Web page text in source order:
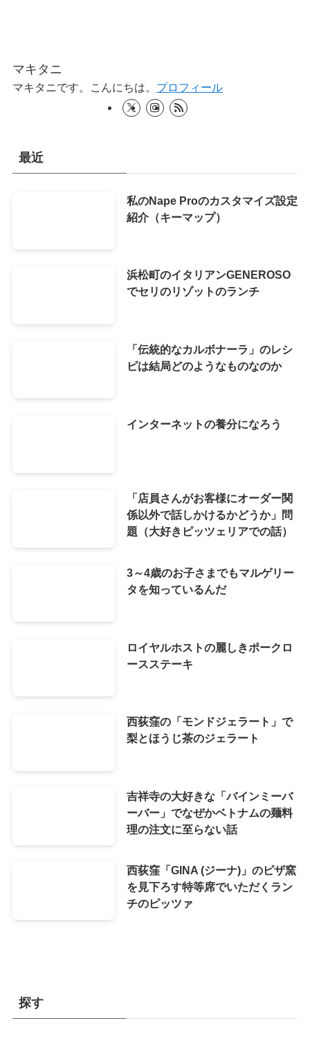
マキタニ
マキタニです。こんにちは。 プロフィール
最近
私のNape Proのカスタマイズ設定
紹介（キーマップ）
浜松町のイタリアンGENEROSO
でセリのリゾットのランチ
「伝統的なカルボナーラ」のレシ
ピは結局どのようなものなのか
インターネットの養分になろう
「店員さんがお客様にオーダー関
係以外で話しかけるかどうか」問
題（大好きピッツェリアでの話）
3～4歳のお子さまでもマルゲリー
タを知っているんだ
ロイヤルホストの麗しきポークロ
ースステーキ
西荻窪の「モンドジェラート」で
梨とほうじ茶のジェラート
吉祥寺の大好きな「バインミーバ
ーバー」でなぜかベトナムの麺料
理の注文に至らない話
西荻窪「GINA (ジーナ)」のピザ窯
を見下ろす特等席でいただくラン
チのピッツァ
探す